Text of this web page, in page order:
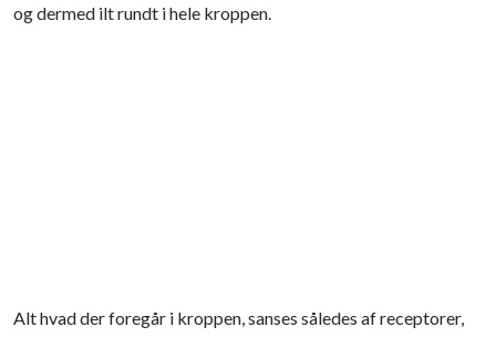
og dermed ilt rundt i hele kroppen.
Alt hvad der foregår i kroppen, sanses således af receptorer,